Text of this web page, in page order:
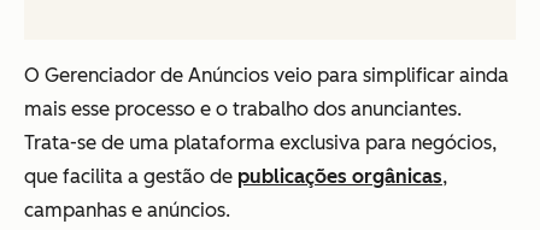
O Gerenciador de Anúncios veio para simplificar ainda
mais esse processo e o trabalho dos anunciantes.
Trata-se de uma plataforma exclusiva para negócios,
que facilita a gestão de publicações orgânicas,
campanhas e anúncios.